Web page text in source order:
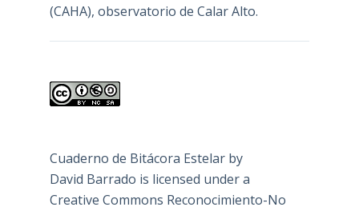
(CAHA), observatorio de Calar Alto.
Cuaderno de Bitácora Estelarby
David Barrado is licensed under a
Creative Commons Reconocimiento-No